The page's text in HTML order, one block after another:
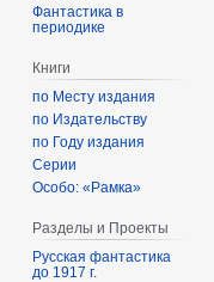
Фантастика в
периодике
Книги
по Месту издания
по Издательству
по Году издания
Серии
Особо: «Рамка»
Разделы и Проекты
Русская фантастика
до 1917 г.